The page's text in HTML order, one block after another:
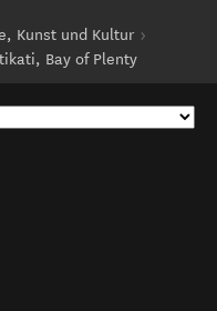
Kunst und Kultur
Bay of Plenty